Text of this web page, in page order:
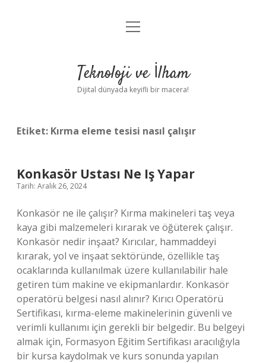
Anasayfa
Yasal Uyarı
menüyü
Teknoloji ve İlham
Dijital dünyada keyifli bir macera!
Etiket: Kırma eleme tesisi nasıl çalışır
Konkasör Ustası Ne Iş Yapar
Tarih: Aralık 26, 2024
Konkasör ne ile çalışır? Kırma makineleri taş veya
kaya gibi malzemeleri kırarak ve öğüterek çalışır.
Konkasör nedir inşaat? Kırıcılar, hammaddeyi
kırarak, yol ve inşaat sektöründe, özellikle taş
ocaklarında kullanılmak üzere kullanılabilir hale
getiren tüm makine ve ekipmanlardır. Konkasör
operatörü belgesi nasıl alınır? Kırıcı Operatörü
Sertifikası, kırma-eleme makinelerinin güvenli ve
verimli kullanımı için gerekli bir belgedir. Bu belgeyi
almak için, Formasyon Eğitim Sertifikası aracılığıyla
bir kursa kaydolmak ve kurs sonunda yapılan